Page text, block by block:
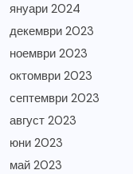
януари 2024
декември 2023
ноември 2023
октомври 2023
септември 2023
август 2023
юни 2023
май 2023